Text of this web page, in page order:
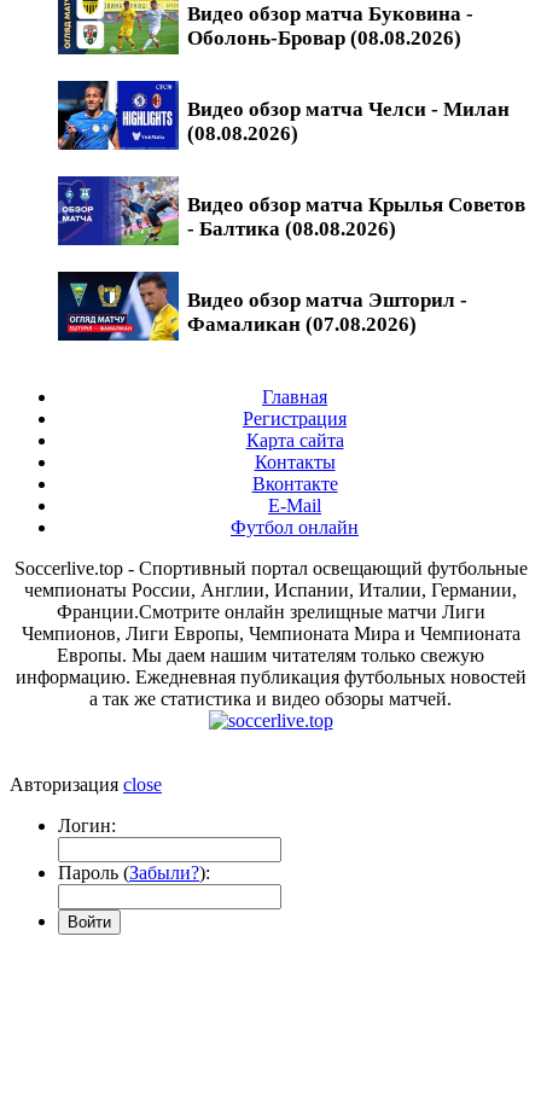
Видео обзор матча Буковина -
Оболонь-Бровар (08.08.2026)
Видео обзор матча Челси - Милан
(08.08.2026)
Видео обзор матча Крылья Советов
- Балтика (08.08.2026)
Видео обзор матча Эшторил -
Фамаликан (07.08.2026)
Главная
Регистрация
Карта сайта
Контакты
Вконтакте
E-Mail
Футбол онлайн
Soccerlive.top - Спортивный портал освещающий футбольные
чемпионаты России, Англии, Испании, Италии, Германии,
Франции.Смотрите онлайн зрелищные матчи Лиги
Чемпионов, Лиги Европы, Чемпионата Мира и Чемпионата
Европы. Мы даем нашим читателям только свежую
информацию. Ежедневная публикация футбольных новостей
а так же статистика и видео обзоры матчей.
Авторизация close
Логин:
Пароль (Забыли?):
Войти